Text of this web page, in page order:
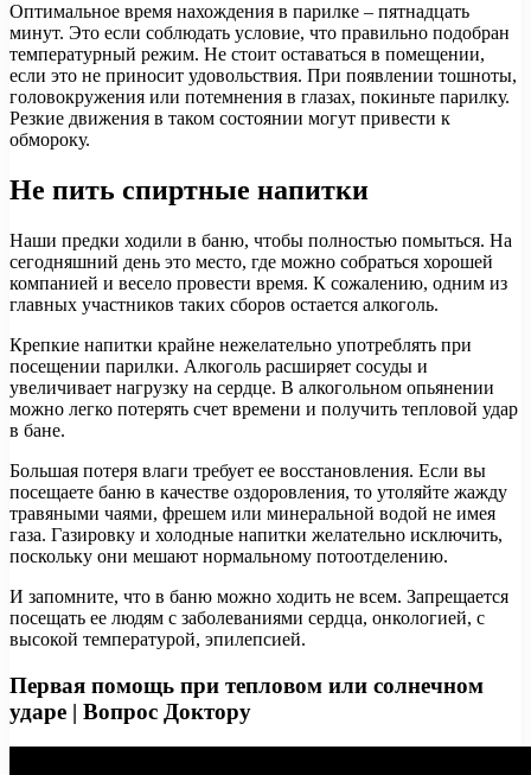
Оптимальное время нахождения в парилке – пятнадцать
минут. Это если соблюдать условие, что правильно подобран
температурный режим. Не стоит оставаться в помещении,
если это не приносит удовольствия. При появлении тошноты,
головокружения или потемнения в глазах, покиньте парилку.
Резкие движения в таком состоянии могут привести к
обмороку.
Не пить спиртные напитки
Наши предки ходили в баню, чтобы полностью помыться. На
сегодняшний день это место, где можно собраться хорошей
компанией и весело провести время. К сожалению, одним из
главных участников таких сборов остается алкоголь.
Крепкие напитки крайне нежелательно употреблять при
посещении парилки. Алкоголь расширяет сосуды и
увеличивает нагрузку на сердце. В алкогольном опьянении
можно легко потерять счет времени и получить тепловой удар
в бане.
Большая потеря влаги требует ее восстановления. Если вы
посещаете баню в качестве оздоровления, то утоляйте жажду
травяными чаями, фрешем или минеральной водой не имея
газа. Газировку и холодные напитки желательно исключить,
поскольку они мешают нормальному потоотделению.
И запомните, что в баню можно ходить не всем. Запрещается
посещать ее людям с заболеваниями сердца, онкологией, с
высокой температурой, эпилепсией.
Первая помощь при тепловом или солнечном
ударе | Вопрос Доктору